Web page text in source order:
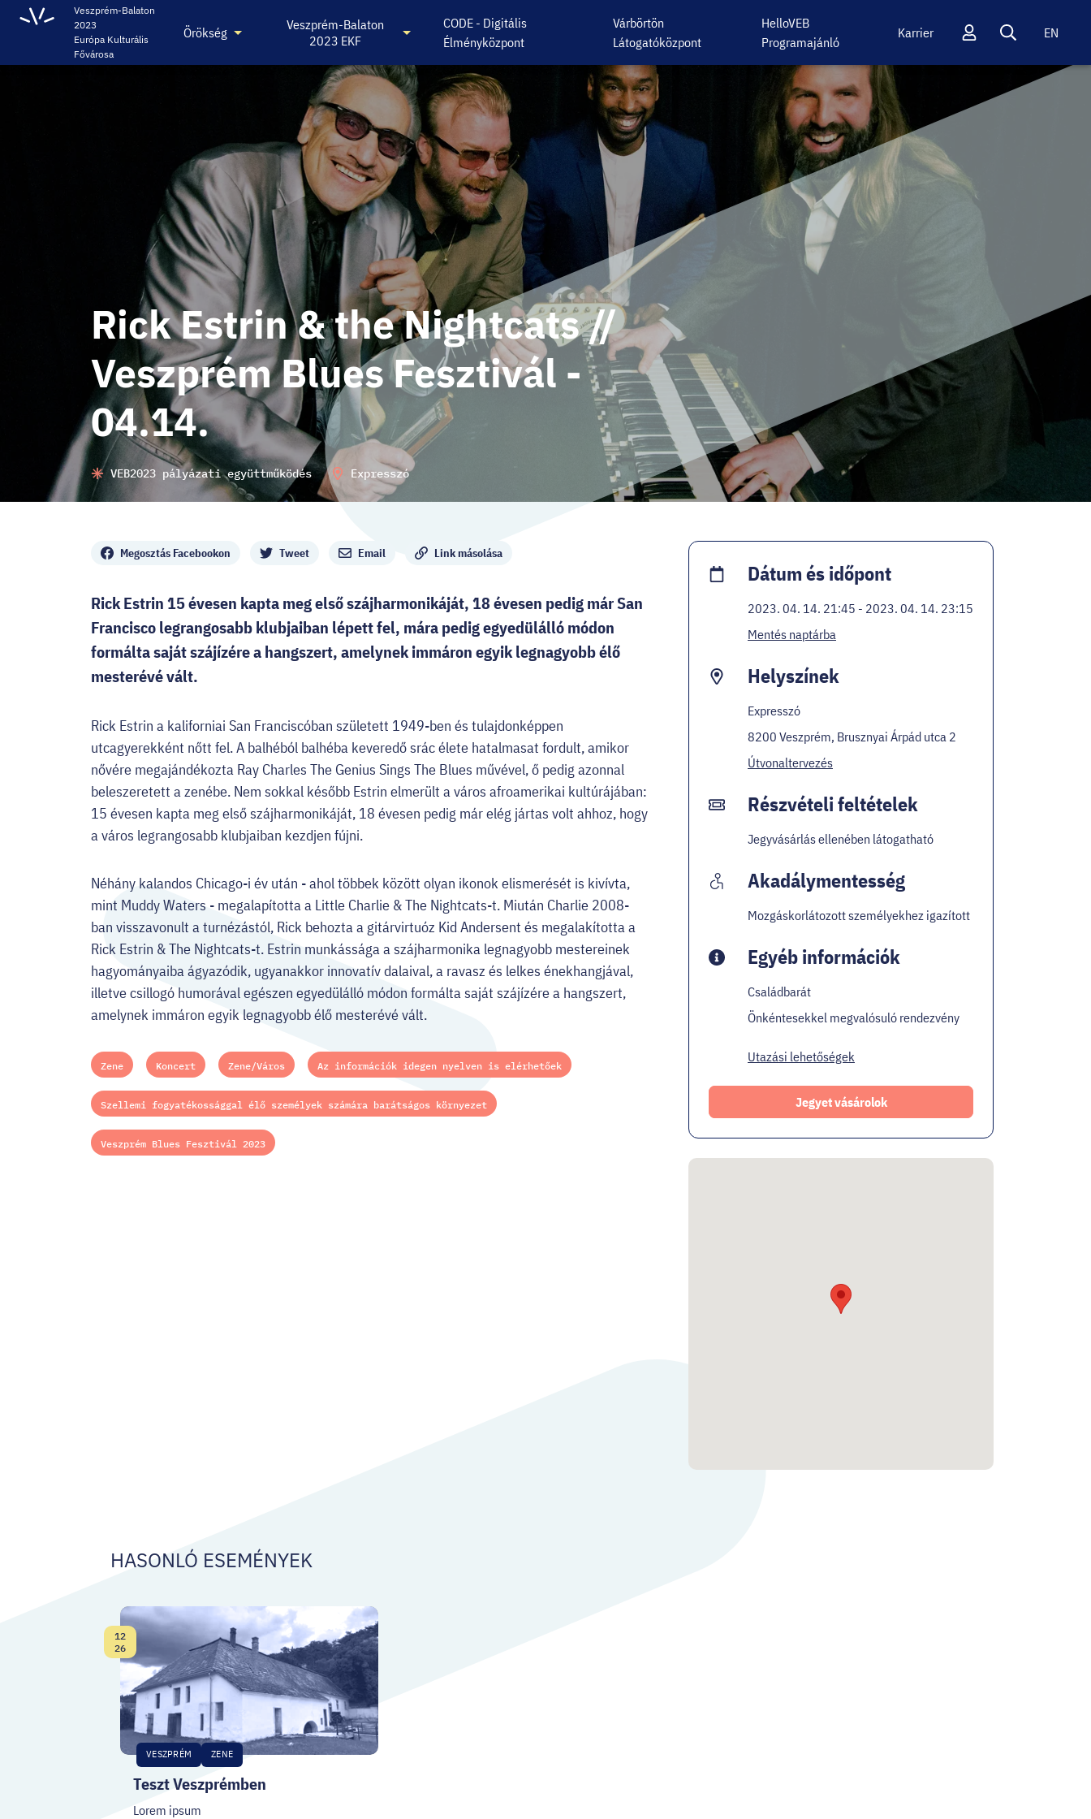
Veszprém-Balaton
2023
Európa Kulturális
Fővárosa
Örökség
Veszprém-Balaton
2023 EKF
CODE - Digitális
Élményközpont
Várbörtön
Látogatóközpont
HelloVEB
Programajánló
Karrier
EN
Rick Estrin & the Nightcats //
Veszprém Blues Fesztivál -
04.14.
VEB2023 pályázati együttműködés Expresszó
Megosztás Facebookon Tweet Email Link másolása
Rick Estrin 15 évesen kapta meg első szájharmonikáját, 18 évesen pedig már San
Francisco legrangosabb klubjaiban lépett fel, mára pedig egyedülálló módon
formálta saját szájízére a hangszert, amelynek immáron egyik legnagyobb élő
mesterévé vált.
Rick Estrin a kaliforniai San Franciscóban született 1949-ben és tulajdonképpen
utcagyerekként nőtt fel. A balhéból balhéba keveredő srác élete hatalmasat fordult, amikor
nővére megajándékozta Ray Charles The Genius Sings The Blues művével, ő pedig azonnal
beleszeretett a zenébe. Nem sokkal később Estrin elmerült a város afroamerikai kultúrájában:
15 évesen kapta meg első szájharmonikáját, 18 évesen pedig már elég jártas volt ahhoz, hogy
a város legrangosabb klubjaiban kezdjen fújni.
Néhány kalandos Chicago-i év után - ahol többek között olyan ikonok elismerését is kivívta,
mint Muddy Waters - megalapította a Little Charlie & The Nightcats-t. Miután Charlie 2008-
ban visszavonult a turnézástól, Rick behozta a gitárvirtuóz Kid Andersent és megalakította a
Rick Estrin & The Nightcats-t. Estrin munkássága a szájharmonika legnagyobb mestereinek
hagyományaiba ágyazódik, ugyanakkor innovatív dalaival, a ravasz és lelkes énekhangjával,
illetve csillogó humorával egészen egyedülálló módon formálta saját szájízére a hangszert,
amelynek immáron egyik legnagyobb élő mesterévé vált.
Zene Koncert Zene/Város Az információk idegen nyelven is elérhetőek
Szellemi fogyatékossággal élő személyek számára barátságos környezet
Veszprém Blues Fesztivál 2023
Dátum és időpont
2023. 04. 14. 21:45 - 2023. 04. 14. 23:15
Mentés naptárba
Helyszínek
Expresszó
8200 Veszprém, Brusznyai Árpád utca 2
Útvonaltervezés
Részvételi feltételek
Jegyvásárlás ellenében látogatható
Akadálymentesség
Mozgáskorlátozott személyekhez igazított
Egyéb információk
Családbarát
Önkéntesekkel megvalósuló rendezvény
Utazási lehetőségek
Jegyet vásárolok
HASONLÓ ESEMÉNYEK
Teszt Veszprémben
VESZPRÉM ZENE
Dátum:
12
26
Lorem ipsum